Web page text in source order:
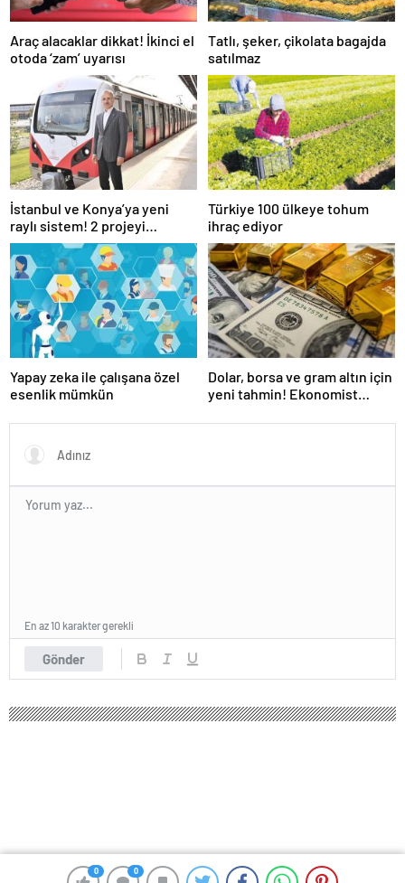
0 0
Araç alacaklar dikkat! İkinci el
otoda ‘zam’ uyarısı
Tatlı, şeker, çikolata bagajda
satılmaz
İstanbul ve Konya’ya yeni
raylı sistem! 2 projeyi
Ulaştırma Bakanlığı üstlendi
Türkiye 100 ülkeye tohum
ihraç ediyor
Yapay zeka ile çalışana özel
esenlik mümkün
Dolar, borsa ve gram altın için
yeni tahmin! Ekonomist
açıkladı
Gönder
En az 10 karakter gerekli
0 0